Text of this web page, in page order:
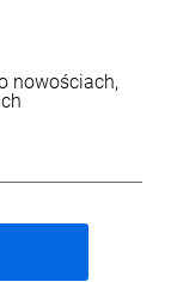
nowościach,